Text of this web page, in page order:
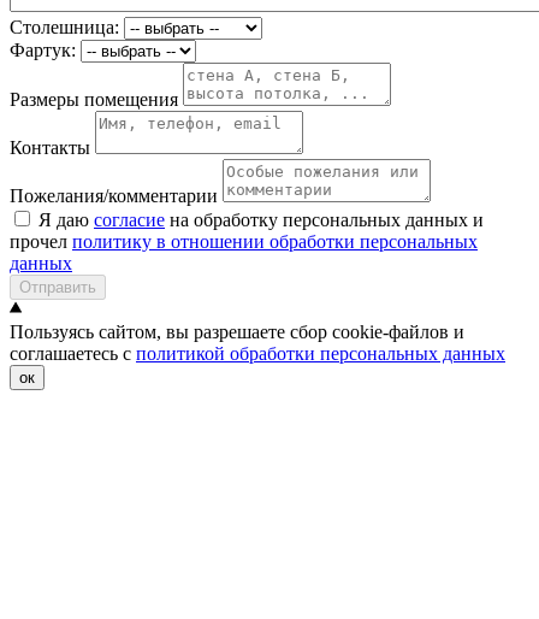
Столешница:
Фартук:
Размеры помещения
Контакты
Пожелания/комментарии
Я даю согласие на обработку персональных данных и
прочел политику в отношении обработки персональных
данных
Отправить
Пользуясь сайтом, вы разрешаете сбор cookie-файлов и
соглашаетесь с политикой обработки персональных данных
ок